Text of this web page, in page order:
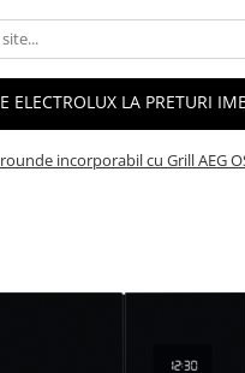
ELECTROLUX LA PRETURI
incorporabil cu Grill AEG